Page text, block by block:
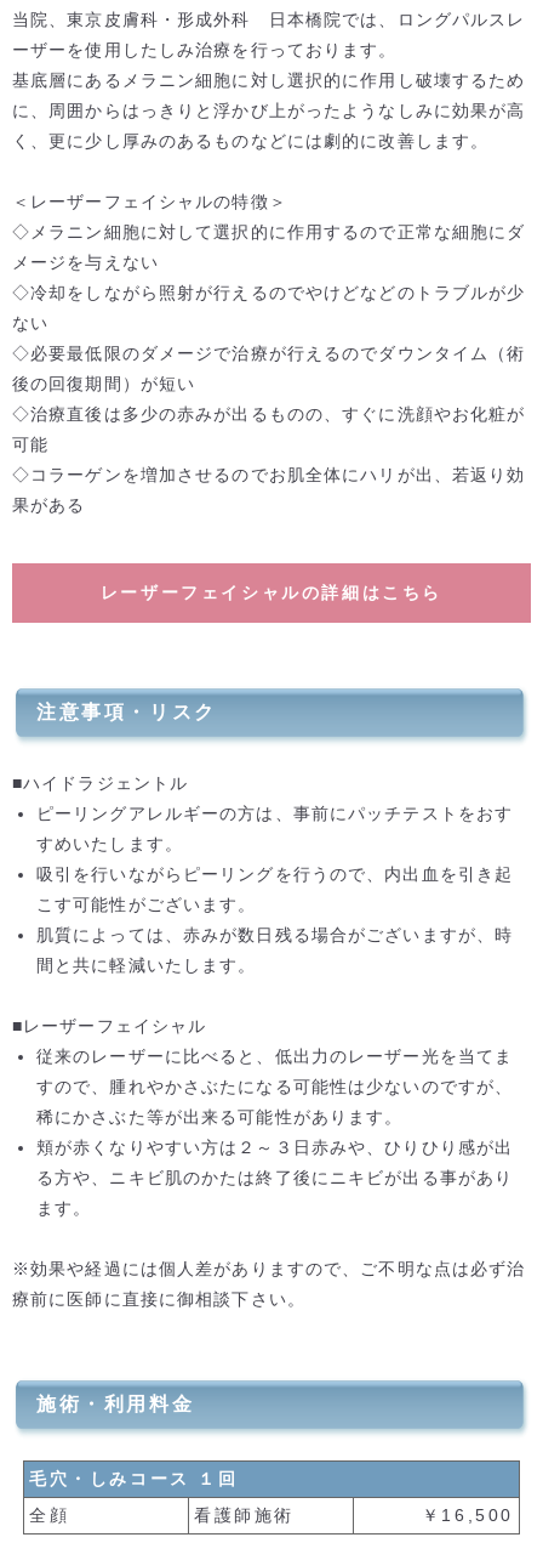
当院、東京皮膚科・形成外科 日本橋院では、ロングパルスレ
ーザーを使用したしみ治療を行っております。
基底層にあるメラニン細胞に対し選択的に作用し破壊するため
に、周囲からはっきりと浮かび上がったようなしみに効果が高
く、更に少し厚みのあるものなどには劇的に改善します。
＜レーザーフェイシャルの特徴＞
◇メラニン細胞に対して選択的に作用するので正常な細胞にダ
メージを与えない
◇冷却をしながら照射が行えるのでやけどなどのトラブルが少
ない
◇必要最低限のダメージで治療が行えるのでダウンタイム（術
後の回復期間）が短い
◇治療直後は多少の赤みが出るものの、すぐに洗顔やお化粧が
可能
◇コラーゲンを増加させるのでお肌全体にハリが出、若返り効
果がある
レーザーフェイシャルの詳細はこちら
注意事項・リスク
■ハイドラジェントル
ピーリングアレルギーの方は、事前にパッチテストをおす
すめいたします。
吸引を行いながらピーリングを行うので、内出血を引き起
こす可能性がございます。
肌質によっては、赤みが数日残る場合がございますが、時
間と共に軽減いたします。
■レーザーフェイシャル
従来のレーザーに比べると、低出力のレーザー光を当てま
すので、腫れやかさぶたになる可能性は少ないのですが、
稀にかさぶた等が出来る可能性があります。
頬が赤くなりやすい方は２～３日赤みや、ひりひり感が出
る方や、ニキビ肌のかたは終了後にニキビが出る事があり
ます。
※効果や経過には個人差がありますので、ご不明な点は必ず治
療前に医師に直接に御相談下さい。
施術・利用料金
毛穴・しみコース １回
全顔
看護師施術 ￥16,500